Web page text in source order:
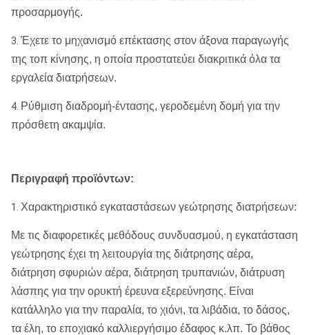
προσαρμογής.
3. Έχετε το μηχανισμό επέκτασης στον άξονα παραγωγής
της τοπ κίνησης, η οποία προστατεύει διακριτικά όλα τα
εργαλεία διατρήσεων.
4. Ρύθμιση διαδρομή-έντασης, γεροδεμένη δομή για την
πρόσθετη ακαμψία.
Περιγραφή προϊόντων:
1. Χαρακτηριστικό εγκαταστάσεων γεώτρησης διατρήσεων:
Με τις διαφορετικές μεθόδους συνδυασμού, η εγκατάσταση
γεώτρησης έχει τη λειτουργία της διάτρησης αέρα,
διάτρηση σφυριών αέρα, διάτρηση τρυπανιών, διάτρυση
λάσπης για την ορυκτή έρευνα εξερεύνησης. Είναι
κατάλληλο για την παραλία, το χιόνι, τα λιβάδια, το δάσος,
τα έλη, το εποχιακό καλλιεργήσιμο έδαφος κ.λπ. Το βάθος